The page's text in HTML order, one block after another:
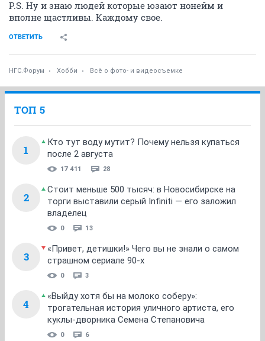
P.S. Ну и знаю людей которые юзают нонейм и
вполне щастливы. Каждому свое.
ОТВЕТИТЬ
НГС.Форум Хобби Всё о фото- и видеосъемке
ТОП 5
1
Кто тут воду мутит? Почему нельзя купаться
после 2 августа
17 411 28
2
Стоит меньше 500 тысяч: в Новосибирске на
торги выставили серый Infiniti — его заложил
владелец
0 13
3
«Привет, детишки!» Чего вы не знали о самом
страшном сериале 90-х
0 3
4
«Выйду хотя бы на молоко соберу»:
трогательная история уличного артиста, его
куклы-дворника Семена Степановича
0 6